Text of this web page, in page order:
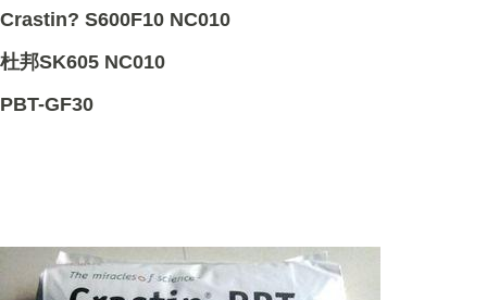
Crastin? S600F10 NC010
杜邦SK605 NC010
PBT-GF30